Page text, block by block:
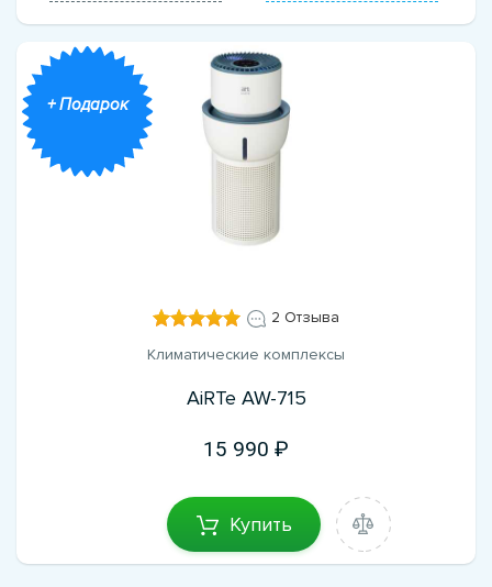
+ Подарок
2 Отзыва
Климатические комплексы
AiRTe AW-715
15 990
Купить